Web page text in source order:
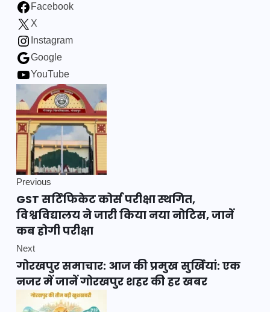
Facebook
X
Instagram
Google
YouTube
Previous
GST सर्टिफिकेट कोर्स परीक्षा स्थगित,
विश्वविद्यालय ने जारी किया नया नोटिस, जानें
कब होगी परीक्षा
Next
गोरखपुर समाचार: आज की प्रमुख सुर्खियां: एक
नजर में जानें गोरखपुर शहर की हर खबर